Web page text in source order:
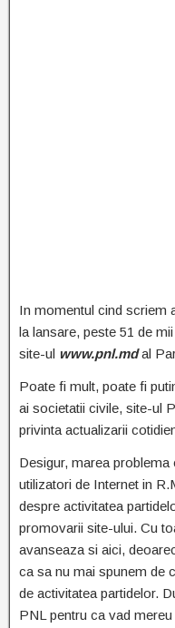
In momentul cind scriem
la lansare, peste 51 de
site-ul www.pnl.mdal
Poate fi mult, poate fi
ai societatii civile, site-ul
privinta actualizarii
Desigur, marea
utilizatori de Internet in
despre activitatea
promovarii site-ului. Cu
avanseaza si aici,
ca sa nu mai spunem de
de activitatea partidelor.
PNL pentru ca vad